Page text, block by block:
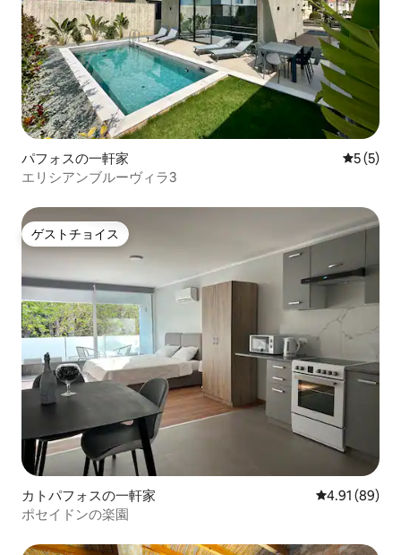
パフォスの一軒家 レビュー
5 (5)
エリシアンブルーヴィラ3
ゲストチョイス
ゲストチョイス
カトパフォスの一軒家 レビュー89
4.91 (89)
ポセイドンの楽園